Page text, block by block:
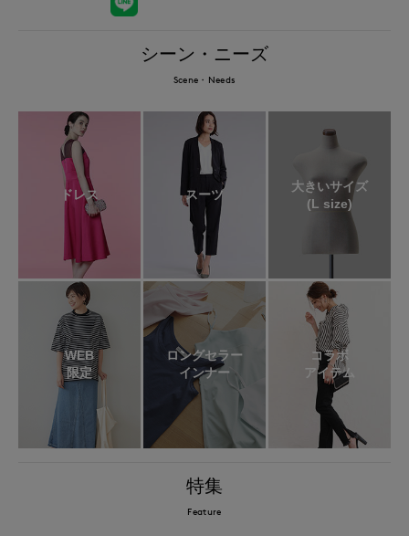
シーン・ニーズ
Scene・Needs
ドレス スーツ
大きいサイズ
(L size)
WEB
限定
ロングセラー
インナー
コラボ
アイテム
特集
Feature